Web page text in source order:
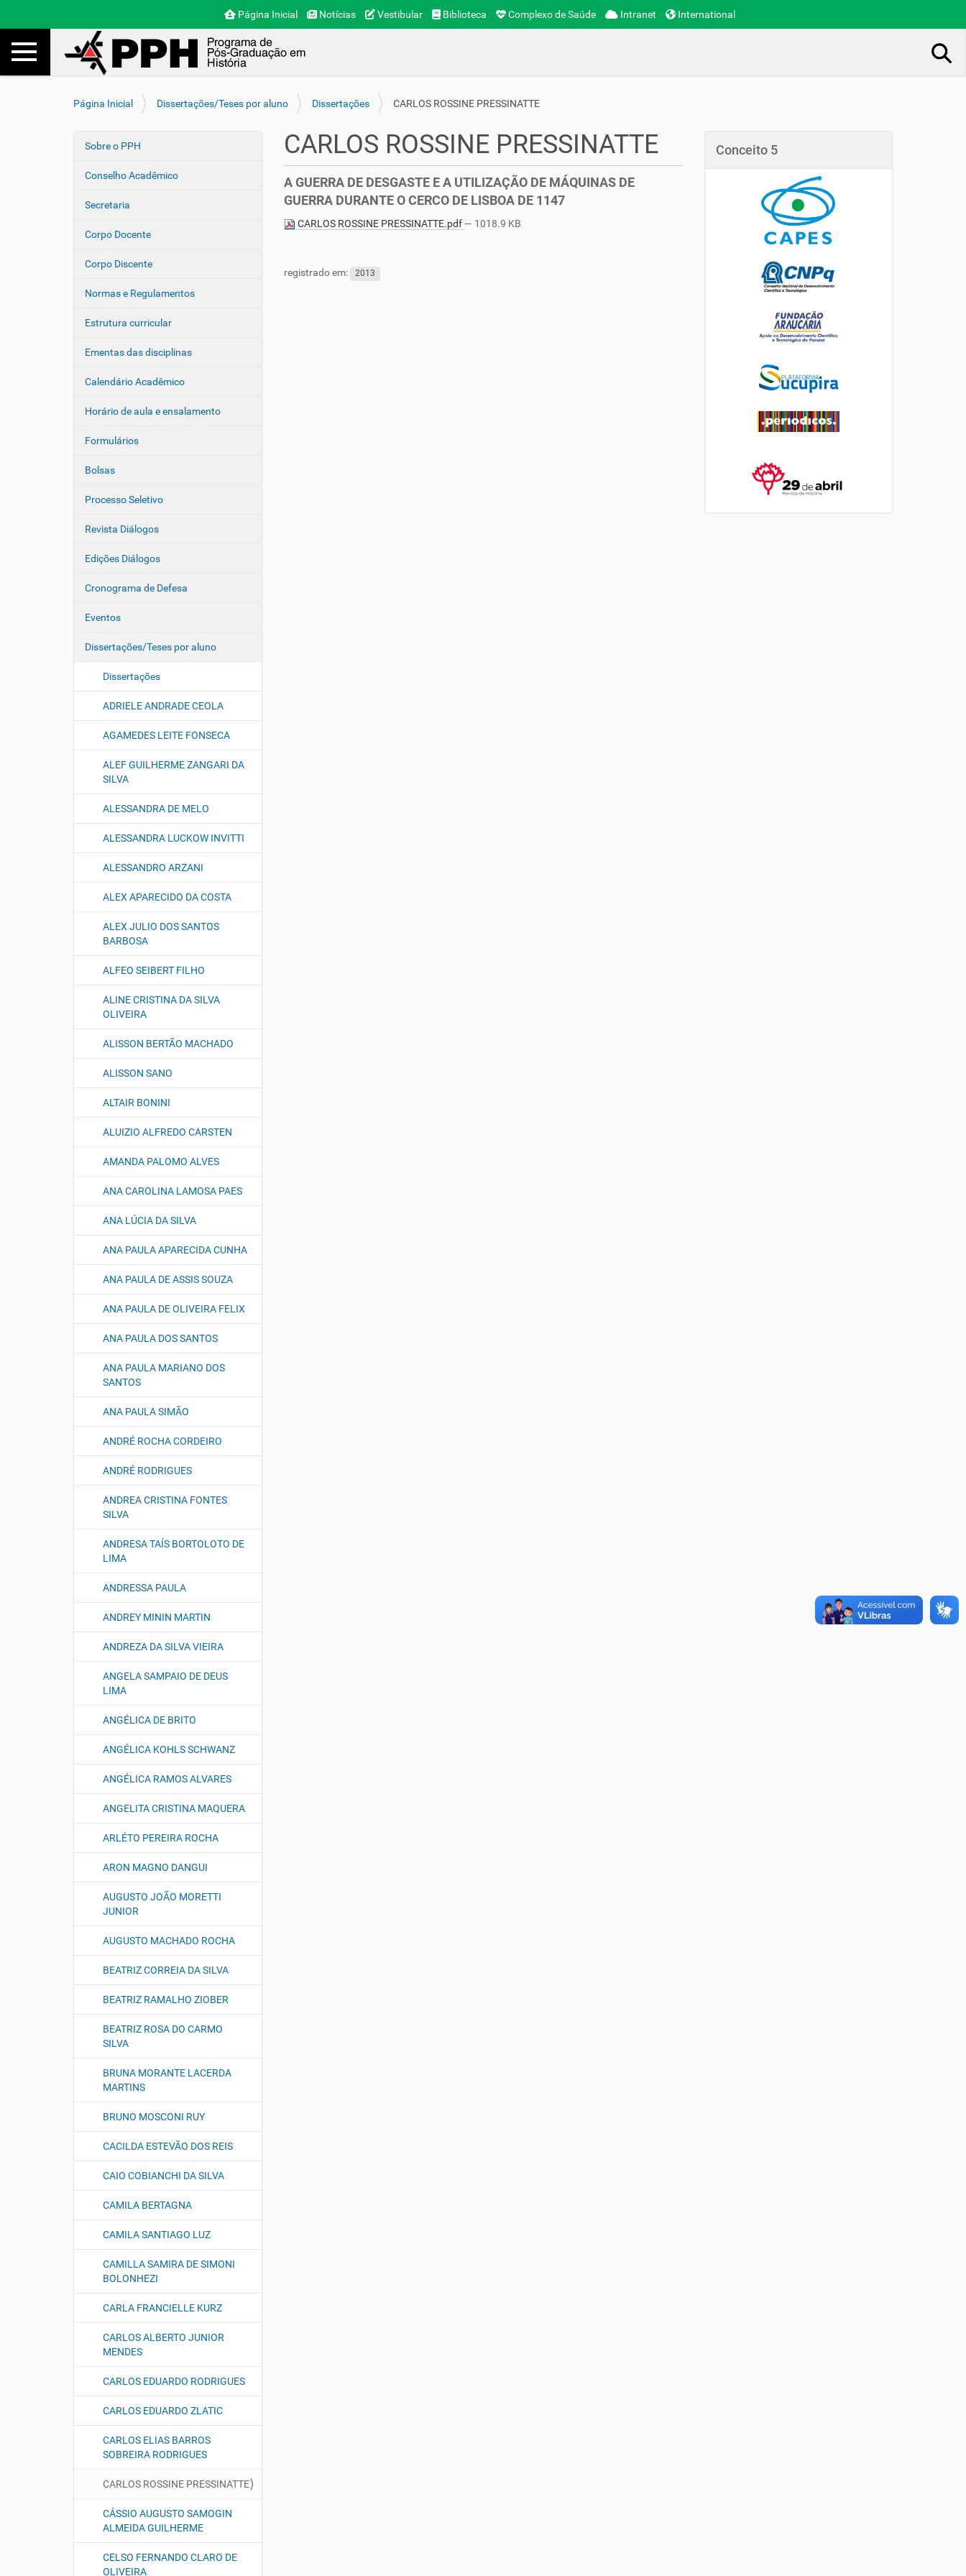
Página Inicial Notícias Vestibular Biblioteca Complexo de Saúde Intranet International
Toggle navigation Busca
V
Página Inicial Dissertações/Teses por aluno Dissertações CARLOS ROSSINE PRESSINATTE
N
e
a
ç
o
Sobre o PPH
Conselho Acadêmico
Secretaria
Corpo Docente
Corpo Discente
Normas e Regulamentos
Estrutura curricular
Ementas das disciplinas
Calendário Acadêmico
Horário de aula e ensalamento
Formulários
Bolsas
Processo Seletivo
Revista Diálogos
Edições Diálogos
Cronograma de Defesa
Eventos
Dissertações/Teses por aluno
Dissertações
ADRIELE ANDRADE CEOLA
AGAMEDES LEITE FONSECA
ALEF GUILHERME ZANGARI DA
SILVA
ALESSANDRA DE MELO
ALESSANDRA LUCKOW INVITTI
ALESSANDRO ARZANI
ALEX APARECIDO DA COSTA
ALEX JULIO DOS SANTOS
BARBOSA
ALFEO SEIBERT FILHO
ALINE CRISTINA DA SILVA
OLIVEIRA
ALISSON BERTÃO MACHADO
ALISSON SANO
ALTAIR BONINI
ALUIZIO ALFREDO CARSTEN
AMANDA PALOMO ALVES
ANA CAROLINA LAMOSA PAES
ANA LÚCIA DA SILVA
ANA PAULA APARECIDA CUNHA
ANA PAULA DE ASSIS SOUZA
ANA PAULA DE OLIVEIRA FELIX
ANA PAULA DOS SANTOS
ANA PAULA MARIANO DOS
SANTOS
ANA PAULA SIMÃO
ANDRÉ ROCHA CORDEIRO
ANDRÉ RODRIGUES
ANDREA CRISTINA FONTES
SILVA
ANDRESA TAÍS BORTOLOTO DE
LIMA
ANDRESSA PAULA
ANDREY MININ MARTIN
ANDREZA DA SILVA VIEIRA
ANGELA SAMPAIO DE DEUS
LIMA
ANGÉLICA DE BRITO
ANGÉLICA KOHLS SCHWANZ
ANGÉLICA RAMOS ALVARES
ANGELITA CRISTINA MAQUERA
ARLÉTO PEREIRA ROCHA
ARON MAGNO DANGUI
AUGUSTO JOÃO MORETTI
JUNIOR
AUGUSTO MACHADO ROCHA
BEATRIZ CORREIA DA SILVA
BEATRIZ RAMALHO ZIOBER
BEATRIZ ROSA DO CARMO
SILVA
BRUNA MORANTE LACERDA
MARTINS
BRUNO MOSCONI RUY
CACILDA ESTEVÃO DOS REIS
CAIO COBIANCHI DA SILVA
CAMILA BERTAGNA
CAMILA SANTIAGO LUZ
CAMILLA SAMIRA DE SIMONI
BOLONHEZI
CARLA FRANCIELLE KURZ
CARLOS ALBERTO JUNIOR
MENDES
CARLOS EDUARDO RODRIGUES
CARLOS EDUARDO ZLATIC
CARLOS ELIAS BARROS
SOBREIRA RODRIGUES
CARLOS ROSSINE PRESSINATTE
CÁSSIO AUGUSTO SAMOGIN
ALMEIDA GUILHERME
CELSO FERNANDO CLARO DE
OLIVEIRA
CARLOS ROSSINE PRESSINATTE
A GUERRA DE DESGASTE E A UTILIZAÇÃO DE MÁQUINAS DE
GUERRA DURANTE O CERCO DE LISBOA DE 1147
CARLOS ROSSINE PRESSINATTE.pdf— 1018.9 KB
registrado em: 2013
Conceito 5